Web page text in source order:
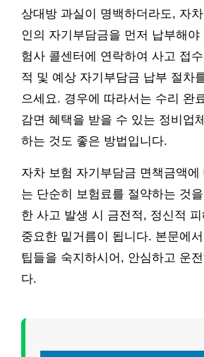
상대방 과실이 명백하더라도, 자
인의 자기부담금을 먼저 납부해
험사 콜센터에 연락하여 사고 접
적 및 예상 자기부담금 납부 절차
으세요. 경우에 따라서는 수리 완
감면 혜택을 받을 수 있는 정비업
하는 것도 좋은 방법입니다.
자차 보험 자기부담금 면책금액에
는 단순히 보험료를 절약하는 것
한 사고 발생 시 금전적, 정신적
중요한 밑거름이 됩니다. 본문에
팁들을 숙지하시어, 안심하고 운
다.